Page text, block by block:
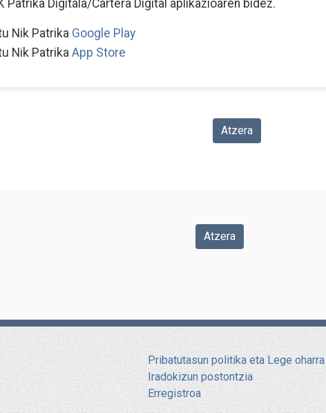
Patrika Digitala/Cartera Digital aplikazioaren bidez.
Nik Patrika Google Play
Nik PatrikaApp Store
Atzera
Atzera
Pribatutasun politika eta Lege oharra
Iradokizun postontzia
Erregistroa